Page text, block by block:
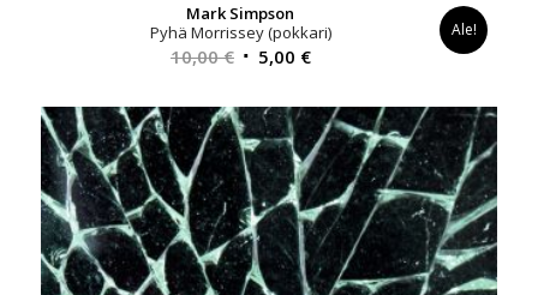
Mark Simpson
Pyhä Morrissey (pokkari)
10,00€ Alkuperäinen
oli:
10,00 €.
5,00 €Nykyinen
on:
5,00 €.
Ale!